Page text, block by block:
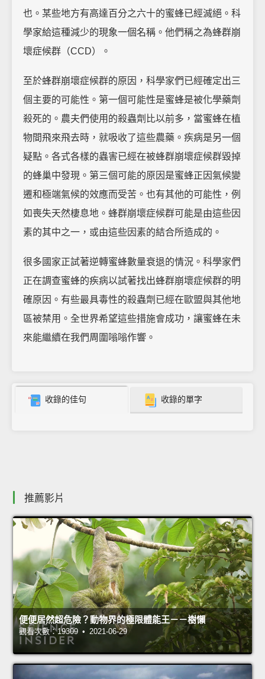
也。某些地方有高達百分之六十的蜜蜂已經滅絕。科
學家給這種減少的現象一個名稱。他們稱之為蜂群崩
壞症候群（CCD）。
至於蜂群崩壞症候群的原因，科學家們已經確定出三
個主要的可能性。第一個可能性是蜜蜂是被化學藥劑
殺死的。農夫們使用的殺蟲劑比以前多，當蜜蜂在植
物間飛來飛去時，就吸收了這些農藥。疾病是另一個
疑點。各式各樣的蟲害已經在被蜂群崩壞症候群毀掉
的蜂巢中發現。第三個可能的原因是蜜蜂正因氣候變
遷和極端氣候的效應而受苦。也有其他的可能性，例
如喪失天然棲息地。蜂群崩壞症候群可能是由這些因
素的其中之一，或由這些因素的結合所造成的。
很多國家正試著逆轉蜜蜂數量衰退的情況。科學家們
正在調查蜜蜂的疾病以試著找出蜂群崩壞症候群的明
確原因。有些最具毒性的殺蟲劑已經在歐盟與其他地
區被禁用。全世界希望這些措施會成功，讓蜜蜂在未
來能繼續在我們周圍嗡嗡作響。
收錄的佳句 收錄的單字
推薦影片
便便居然超危險？動物界的極限體能王－－樹懶
觀看次數：19309 • 2021-06-29